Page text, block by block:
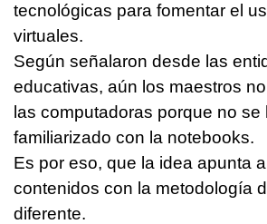
tecnológicas para fomentar el
virtuales.
Según señalaron desde las
educativas, aún los maestros
las computadoras porque no se
familiarizado con la notebooks.
Es por eso, que la idea apunta
contenidos con la metodología
diferente.